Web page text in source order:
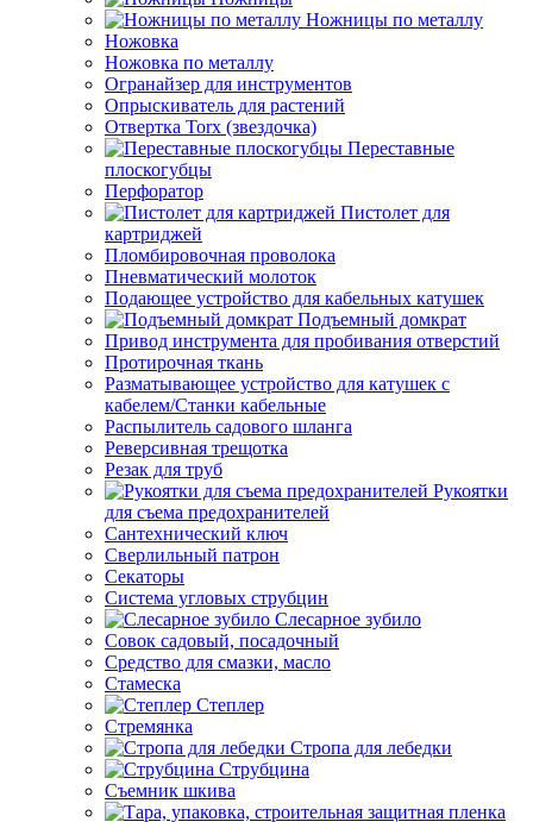
Ножницы по металлу
Ножовка
Ножовка по металлу
Огранайзер для инструментов
Опрыскиватель для растений
Отвертка Torx (звездочка)
Переставные
плоскогубцы
Перфоратор
Пистолет для
картриджей
Пломбировочная проволока
Пневматический молоток
Подающее устройство для кабельных катушек
Подъемный домкрат
Привод инструмента для пробивания отверстий
Протирочная ткань
Разматывающее устройство для катушек с
кабелем/Станки кабельные
Распылитель садового шланга
Реверсивная трещотка
Резак для труб
Рукоятки
для съема предохранителей
Сантехнический ключ
Сверлильный патрон
Секаторы
Система угловых струбцин
Слесарное зубило
Совок садовый, посадочный
Средство для смазки, масло
Стамеска
Степлер
Стремянка
Стропа для лебедки
Струбцина
Съемник шкива